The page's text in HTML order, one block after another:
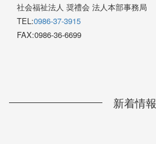
社会福祉法人 奨禮会 法人本部事務局
TEL:0986-37-3915
FAX:0986-36-6699
新着情報